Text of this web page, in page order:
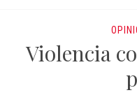
Violencia